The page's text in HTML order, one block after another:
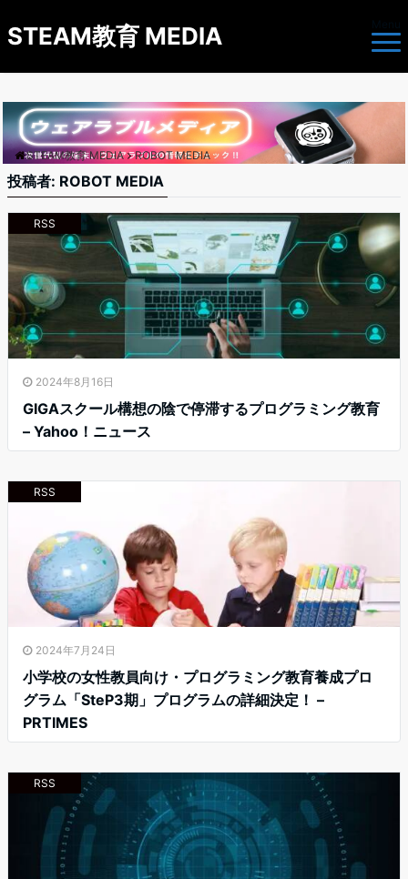
STEAM教育 MEDIA
STEAM教育 MEDIA ROBOT MEDIA
投稿者: ROBOT MEDIA
RSS
2024年8月16日
GIGAスクール構想の陰で停滞するプログラミング教育
– Yahoo！ニュース
RSS
2024年7月24日
小学校の女性教員向け・プログラミング教育養成プロ
グラム「SteP3期」プログラムの詳細決定！ –
PRTIMES
RSS